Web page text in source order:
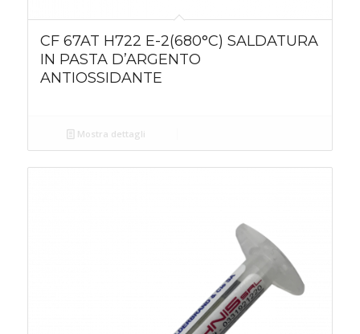
CF 67AT H722 E-2(680°C) SALDATURA
IN PASTA D’ARGENTO
ANTIOSSIDANTE
Mostra dettagli